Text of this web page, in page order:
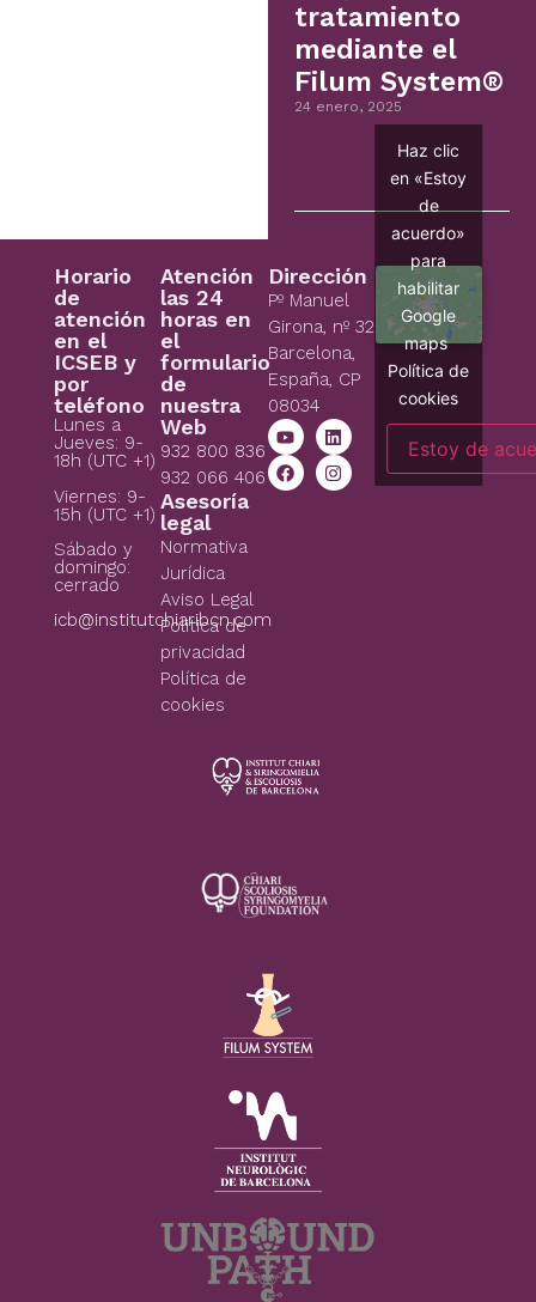
tratamiento
mediante el
Filum System®
24 enero, 2025
Horario
de
atención
en el
ICSEB y
por
teléfono
Lunes a
Jueves: 9-
18h (UTC +1)
Viernes: 9-
15h (UTC +1)
Sábado y
domingo:
cerrado
icb@institutchiaribcn.com
Atención
las 24
horas en
el
formulario
de
nuestra
Web
932 800 836
932 066 406
Asesoría
legal
Normativa
Jurídica
Aviso Legal
Politica de
privacidad
Política de
cookies
Dirección
Pº Manuel
Girona, nº 32
Barcelona,
España, CP
08034
Haz clic
en «Estoy
de
acuerdo»
para
habilitar
Google
maps
Política de
cookies
Estoy de